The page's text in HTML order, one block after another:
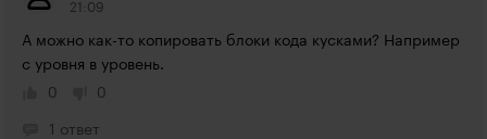
21:09
А можно как-то копировать блоки кода кусками? Например
с уровня в уровень.
0
0
1 ответ